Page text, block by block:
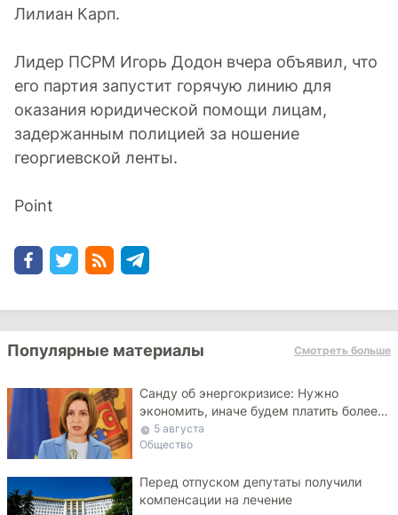
Лилиан Карп.
Лидер ПСРМ Игорь Додон вчера объявил, что
его партия запустит горячую линию для
оказания юридической помощи лицам,
задержанным полицией за ношение
георгиевской ленты.
Point
Популярные материалы Смотреть больше
Санду об энергокризисе: Нужно
экономить, иначе будем платить более
высокие тарифы
5 августа
Общество
Перед отпуском депутаты получили
компенсации на лечение